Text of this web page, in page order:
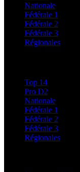
Nationale
Fédérale 1
Fédérale 2
Fédérale 3
Régionales
Top 14
Pro D2
Nationale
Fédérale 1
Fédérale 2
Fédérale 3
Régionales